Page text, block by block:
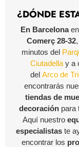
¿DÓNDE
En Barcelona
Comerç 28-32
minutos del
Ciutadellay a
del Arco de
encontrarás
tiendas de
decoraciónpara
Aquí nuestro
especialistaste
encontrar los